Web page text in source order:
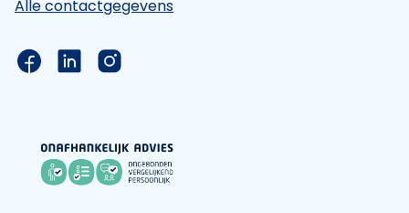
Alle contactgegevens
Link naar de Facebook pagina van Hypotheek
Link naar de LinkedIn pagina van
Link naar de Instagram pagina van